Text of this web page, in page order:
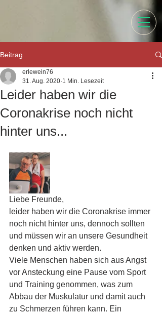
Beitrag
Leider haben wir die
Coronakrise noch nicht
hinter uns...
erlewein76
31. Aug. 2020 1 Min. Lesezeit
Liebe Freunde,
leider haben wir die Coronakrise immer
noch nicht hinter uns, dennoch sollten
und müssen wir an unsere Gesundheit
denken und aktiv werden.
Viele Menschen haben sich aus Angst
vor Ansteckung eine Pause vom Sport
und Training genommen, was zum
Abbau der Muskulatur und damit auch
zu Schmerzen führen kann. Ein